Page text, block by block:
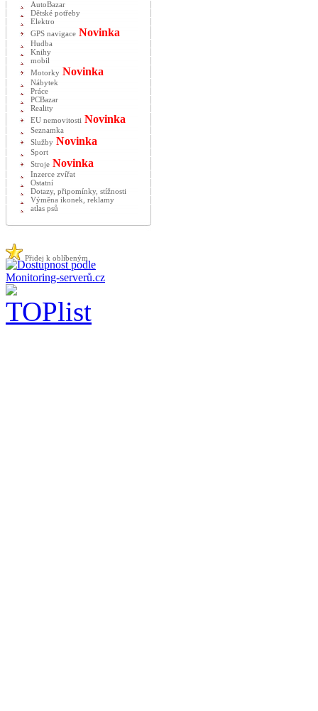
AutoBazar
Dětské potřeby
Elektro
GPS navigace Novinka
Hudba
Knihy
mobil
Motorky Novinka
Nábytek
Práce
PCBazar
Reality
EU nemovitosti Novinka
Seznamka
Služby Novinka
Sport
Stroje Novinka
Inzerce zvířat
Ostatní
Dotazy, připomínky, stížnosti
Výměna ikonek, reklamy
atlas psů
Přidej k oblíbeným